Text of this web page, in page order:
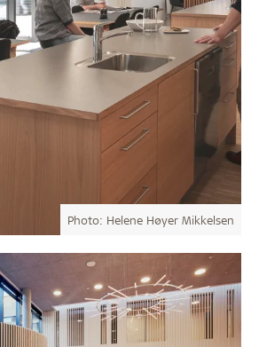
Photo: Helene Høyer Mikkelsen